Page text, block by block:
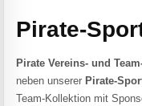
Pirate-
Pirate Vereins- und
neben unserer Pirate-
Team-Kollektion mit